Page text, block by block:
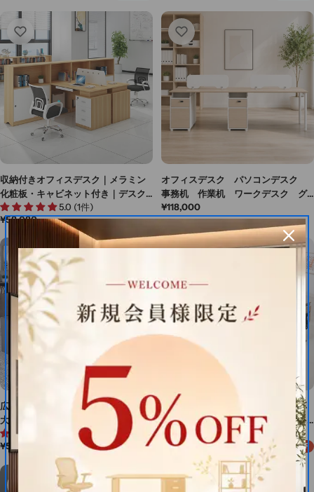
BGZ-M002
ル
格
価
ル
価
格
価
格
収納付きオフィスデスク｜メラミン
化粧板・キャビネット付き｜デスク
幅120cm・収納幅140～280cm｜ナ
チュラル｜BGZ-MN-004
5.0 (1件)
通
価
格
¥58,080
オフィスデスク パソコンデスク
事務机 作業机 ワークデスク グ
ループデスク 鍵付き引き出し キ
ャビネット付き 仕切りパネル付
き プライベートスペース 分類収
納 省スペース おしゃれ ホワイ
通
常
価
格
¥118,000
広い天板 ゆとり キャビネット
大容量 分類収納 錠付き 配線
孔 メラミン化粧板 頑丈 耐久
性 作業机 デスク オフィスデス
ク 機能的 洗練 モダン カスタ
マイズ可能 BGZ-M073
4.8 (4件)
通
価
格
¥58,190
デスクトップパネル エコ板材 厚
み 頑丈 サイドキャビネット 多
段式 分類収納 配線孔 錠付き
幕板 デスク オフィスデスク 機
能的 使い勝手 洗練 BGZ-M072
4.7 (3件)
セ
ル
¥49,390
通
価
¥61,738 20%OFF